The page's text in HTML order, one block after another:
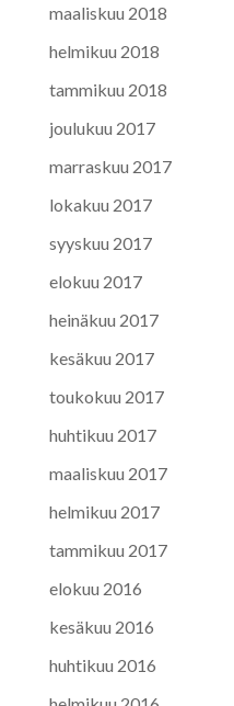
maaliskuu 2018
helmikuu 2018
tammikuu 2018
joulukuu 2017
marraskuu 2017
lokakuu 2017
syyskuu 2017
elokuu 2017
heinäkuu 2017
kesäkuu 2017
toukokuu 2017
huhtikuu 2017
maaliskuu 2017
helmikuu 2017
tammikuu 2017
elokuu 2016
kesäkuu 2016
huhtikuu 2016